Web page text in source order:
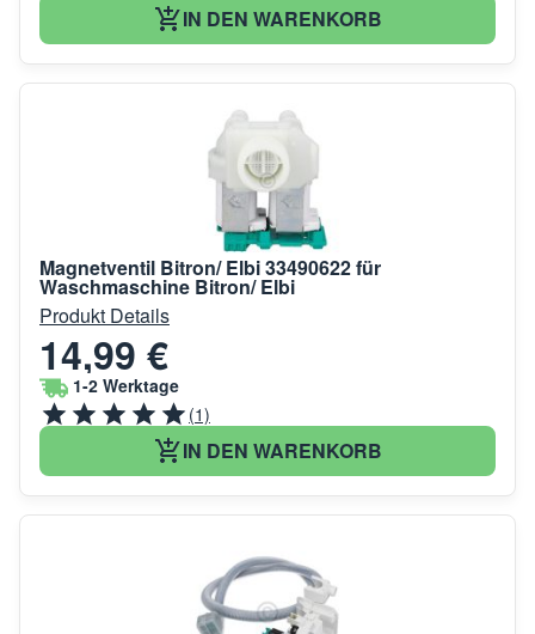
IN DEN WARENKORB
Magnetventil Bitron/ Elbi 33490622 für
Waschmaschine Bitron/ Elbi
Produkt Details
14,99 €
1-2 Werktage
(1)
IN DEN WARENKORB